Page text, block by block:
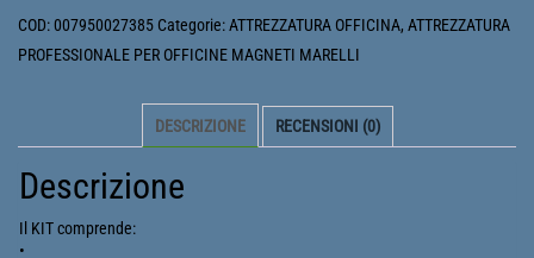
471,00€.340,00€.
COD:007950027385 Categorie:ATTREZZATURA OFFICINA, ATTREZZATURA
PROFESSIONALE PER OFFICINE MAGNETI MARELLI
DESCRIZIONE RECENSIONI (0)
Descrizione
Il KIT comprende:
•